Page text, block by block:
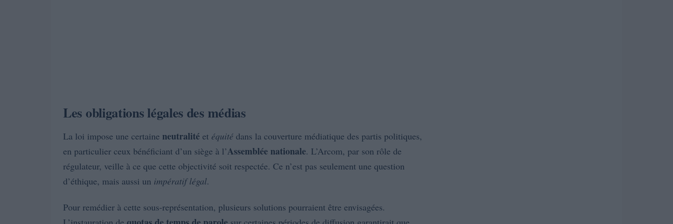
Les obligations légales des médias
La loi impose une certaine neutralité et équité dans la couverture médiatique des partis politiques,
en particulier ceux bénéficiant d’un siège à l’Assemblée nationale. L’Arcom, par son rôle de
régulateur, veille à ce que cette objectivité soit respectée. Ce n’est pas seulement une question
d’éthique, mais aussi un impératif légal.
Pour remédier à cette sous-représentation, plusieurs solutions pourraient être envisagées.